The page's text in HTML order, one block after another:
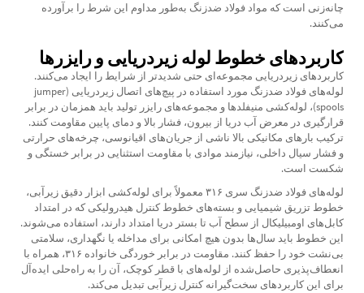
چانه‌زنی است که مواد فولاد ضدزنگ به‌طور مداوم این شرط را برآورده
می‌کنند.
کاربردهای خطوط لوله زیردریایی و رایزرها
کاربردهای زیردریایی مجموعه‌ای حتی شدیدتر از شرایط را ایجاد می‌کنند.
لوله‌های فولاد ضدزنگ مورد استفاده در پیچ‌های اتصال زیردریایی (jumper
spools)، لوله‌کشی منیفلدها و مجموعه‌های رایزر تولید باید همزمان در برابر
قرارگیری در معرض آب دریا از بیرون، فشار بالا و دمای پایین مقاومت کنند.
ترکیب بارهای مکانیکی بالا ناشی از جریان‌های اقیانوسی، چرخه‌های حرارتی
و فشار سیال داخلی، نیازمند موادی با مقاومت استثنایی در برابر خستگی و
شکست است.
لوله‌های فولاد ضدزنگ سری ۳۱۶ معمولاً برای لوله‌کشی ابزار دقیق زیرآبی،
خطوط تزریق شیمیایی و بسته‌های خطوط کنترل هیدرولیکی که در امتداد
کابل‌های اومبیلیکال از سطح آب تا بستر دریا امتداد دارند، استفاده می‌شوند.
این خطوط باید سال‌ها بدون هیچ امکانی برای مداخله یا نگهداری، سلامتی
بی‌نشت خود را حفظ کنند. مقاومت در برابر خوردگی خانواده ۳۱۶، همراه با
انعطاف‌پذیری حاصل‌شده از لوله‌های با قطر کوچک، آن را به راه‌حلی ایده‌آل
برای این کاربردهای سخت‌گیرانه کنترل زیرآبی تبدیل می‌کند.